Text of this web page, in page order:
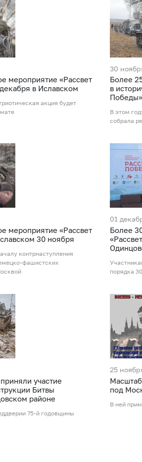
мероприятие «Рассвет
в Иславском
акция будет
30
Более
в
Победы»
В этом
собрала
мероприятие «Рассвет
30 ноября
контрнаступления
фашистских
01
Более
порядка
участие
Битвы
районе
75-й годовщины
25
под
В ней